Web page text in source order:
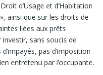
d’Usage et d’Habitation
ainsi que sur les droits de
liées aux prêts
sans soucis de
pas d’imposition
entretenu par l’occupante.